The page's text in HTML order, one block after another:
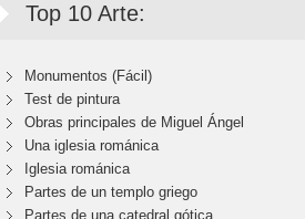
Top 10 Arte:
Monumentos (Fácil)
Test de pintura
Obras principales de Miguel Ángel
Una iglesia románica
Iglesia románica
Partes de un templo griego
Partes de una catedral gótica